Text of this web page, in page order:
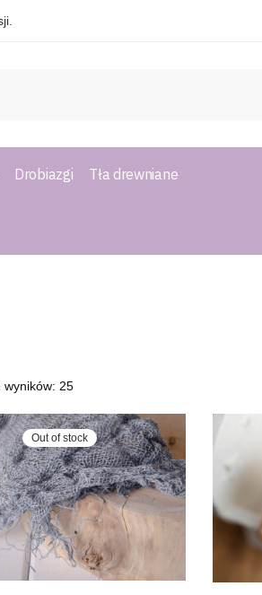
Drobiazgi Tła drewniane
wyników: 25
Out of stock